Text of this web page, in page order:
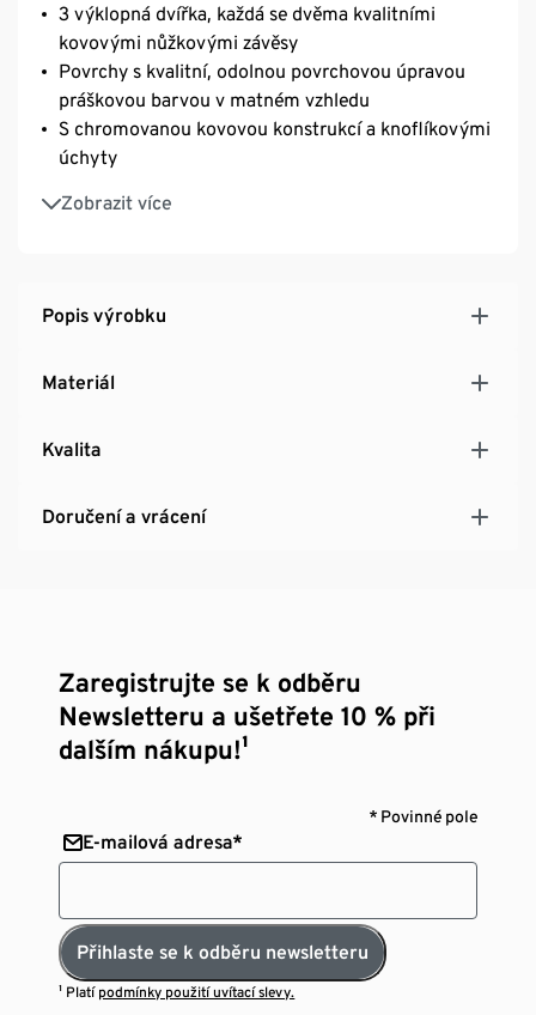
3 výklopná dvířka, každá se dvěma kvalitními
kovovými nůžkovými závěsy
Povrchy s kvalitní, odolnou povrchovou úpravou
práškovou barvou v matném vzhledu
S chromovanou kovovou konstrukcí a knoflíkovými
úchyty
Zobrazit více
Včetně výškově nastavitelných plastových nožek
Popis výrobku
Materiál
Kvalita
Doručení a vrácení
Zaregistrujte se k odběru
Newsletteru a ušetřete 10 % při
dalším nákupu!¹
* Povinné pole
E-mailová adresa*
Přihlaste se k odběru newsletteru
¹ Platí podmínky použití uvítací slevy.